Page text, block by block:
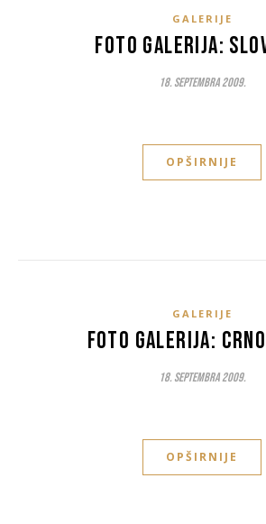
GALERIJE
Foto galerija:
18. Septembra 2009.
OPŠIRNIJE
GALERIJE
Foto galerija:
18. Septembra 2009.
OPŠIRNIJE